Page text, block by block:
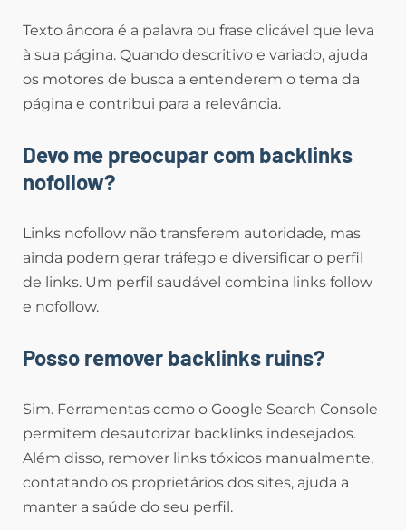
Texto âncora é a palavra ou frase clicável que leva
à sua página. Quando descritivo e variado, ajuda
os motores de busca a entenderem o tema da
página e contribui para a relevância.
Devo me preocupar com backlinks
nofollow?
Links nofollow não transferem autoridade, mas
ainda podem gerar tráfego e diversificar o perfil
de links. Um perfil saudável combina links follow
e nofollow.
Posso remover backlinks ruins?
Sim. Ferramentas como o Google Search Console
permitem desautorizar backlinks indesejados.
Além disso, remover links tóxicos manualmente,
contatando os proprietários dos sites, ajuda a
manter a saúde do seu perfil.